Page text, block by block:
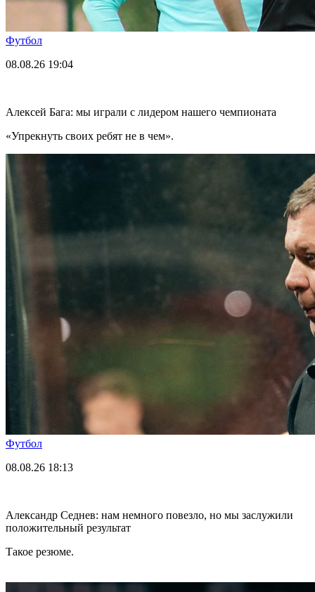
Футбол
08.08.26 19:04
Алексей Бага: мы играли с лидером нашего чемпионата
«Упрекнуть своих ребят не в чем».
Футбол
08.08.26 18:13
Александр Седнев: нам немного повезло, но мы заслужили
положительный результат
Такое резюме.